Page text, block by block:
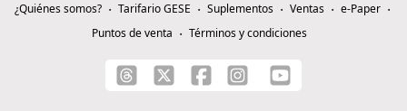
¿Quiénes somos? Tarifario GESE Suplementos Ventas
e-Paper
Puntos de venta
Términos y condiciones